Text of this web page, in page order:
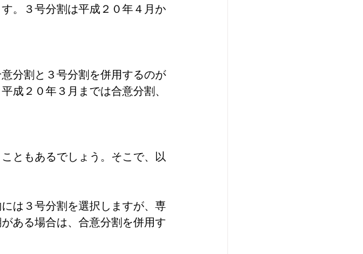
。３号分割は平成２０年４月か
分割と３号分割を併用するのが
成２０年３月までは合意分割、
ともあるでしょう。そこで、以
は３号分割を選択しますが、専
ある場合は、合意分割を併用す